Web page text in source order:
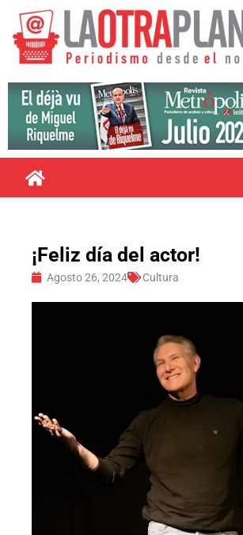
¡Feliz día del actor!
Agosto 26, 2024 Cultura